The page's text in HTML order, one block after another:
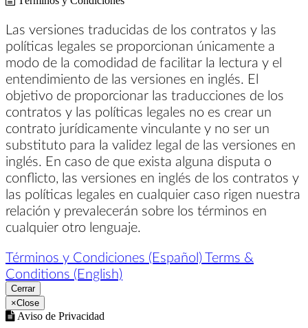
Las versiones traducidas de los contratos y las
políticas legales se proporcionan únicamente a
modo de la comodidad de facilitar la lectura y el
entendimiento de las versiones en inglés. El
objetivo de proporcionar las traducciones de los
contratos y las políticas legales no es crear un
contrato jurídicamente vinculante y no ser un
substituto para la validez legal de las versiones en
inglés. En caso de que exista alguna disputa o
conflicto, las versiones en inglés de los contratos y
las políticas legales en cualquier caso rigen nuestra
relación y prevalecerán sobre los términos en
cualquier otro lenguaje.
Términos y Condiciones (Español) Terms &
Conditions (English)
Cerrar
×Close
Aviso de Privacidad